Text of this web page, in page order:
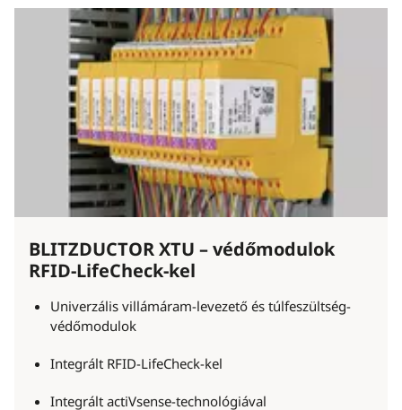
BLITZDUCTOR XTU – védőmodulok
RFID-LifeCheck-kel
Univerzális villámáram-levezető és túlfeszültség-
védőmodulok
Integrált RFID-LifeCheck-kel
Integrált actiVsense-technológiával